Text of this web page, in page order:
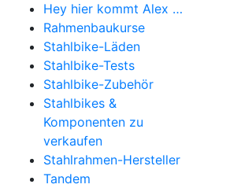
Hey hier kommt Alex …
Rahmenbaukurse
Stahlbike-Läden
Stahlbike-Tests
Stahlbike-Zubehör
Stahlbikes &
Komponenten zu
verkaufen
Stahlrahmen-Hersteller
Tandem